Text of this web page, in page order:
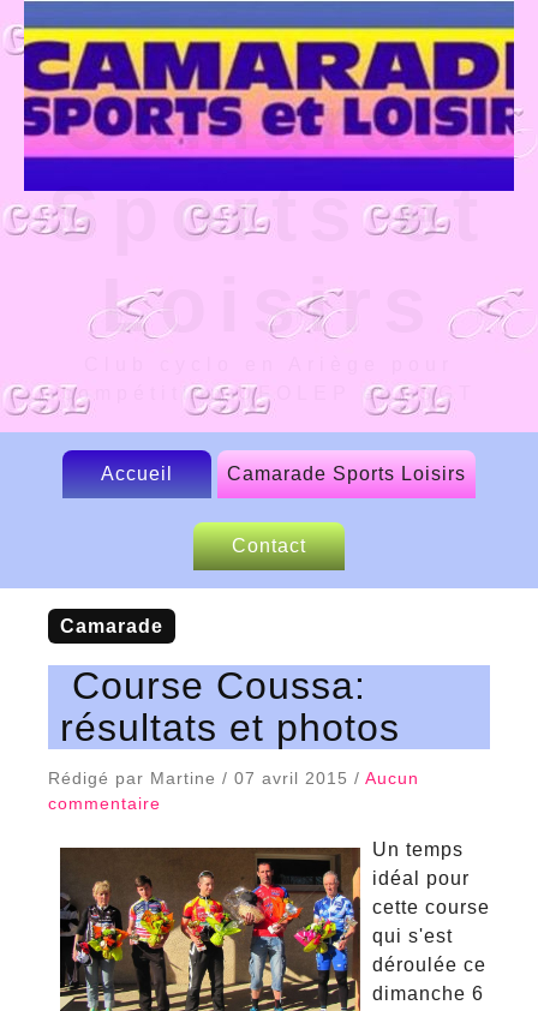
Camarade
Sports et
Loisirs
compétition UFOLEP et FSGT
Accueil Camarade Sports Loisirs
Le CSL
Nos sponsors
Articles de presse
Contact
Camarade
Course Coussa:
résultats et photos
Rédigé par Martine / 07 avril 2015 / Aucun
commentaire
Un temps
idéal pour
cette course
qui s'est
déroulée ce
dimanche 6